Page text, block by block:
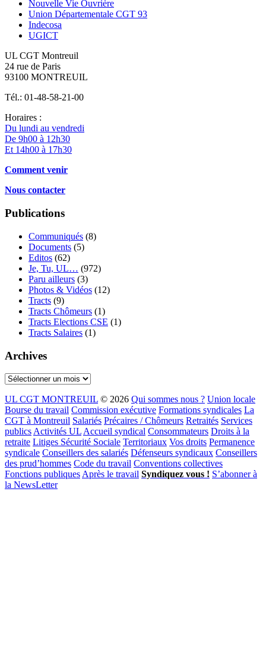
Nouvelle Vie Ouvrière
Union Départementale CGT 93
Indecosa
UGICT
UL CGT Montreuil
24 rue de Paris
93100 MONTREUIL
Tél.: 01-48-58-21-00
Horaires :
Du lundi au vendredi
De 9h00 à 12h30
Et 14h00 à 17h30
Comment venir
Nous contacter
Publications
Communiqués (8)
Documents (5)
Editos (62)
Je, Tu, UL… (972)
Paru ailleurs (3)
Photos & Vidéos (12)
Tracts (9)
Tracts Chômeurs (1)
Tracts Elections CSE (1)
Tracts Salaires (1)
Archives
Archives
UL CGT MONTREUIL © 2026 Qui sommes nous ? Union locale
Bourse du travail Commission exécutive Formations syndicales La
CGT à Montreuil Salariés Précaires / Chômeurs Retraités Services
publics Activités UL Accueil syndical Consommateurs Droits à la
retraite Litiges Sécurité Sociale Territoriaux Vos droits Permanence
syndicale Conseillers des salariés Défenseurs syndicaux Conseillers
des prud’hommes Code du travail Conventions collectives
Fonctions publiques Après le travail Syndiquez vous ! S’abonner à
la NewsLetter